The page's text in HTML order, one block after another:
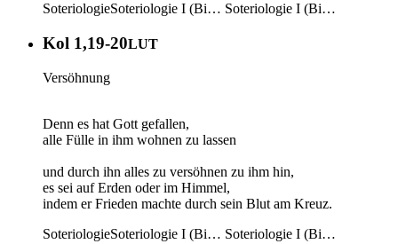
SoteriologieSoteriologie I (Bi… Soteriologie I (Bi…
Kol 1,19-20LUT
Versöhnung
Denn es hat Gott gefallen,
alle Fülle in ihm wohnen zu lassen
und durch ihn alles zu versöhnen zu ihm hin,
es sei auf Erden oder im Himmel,
indem er Frieden machte durch sein Blut am Kreuz.
SoteriologieSoteriologie I (Bi… Soteriologie I (Bi…